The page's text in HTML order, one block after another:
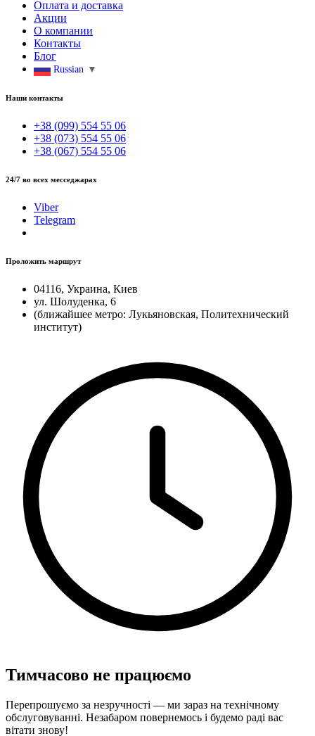
Оплата и доставка
Акции
О компании
Контакты
Блог
Russian ▼
Наши контакты
+38 (099) 554 55 06
+38 (073) 554 55 06
+38 (067) 554 55 06
24/7 во всех месседжарах
Viber
Telegram
Проложить маршрут
04116, Украина, Киев
ул. Шолуденка, 6
(ближайшее метро: Лукьяновская, Политехнический
институт)
Тимчасово не працюємо
Перепрошуємо за незручності — ми зараз на технічному
обслуговуванні. Незабаром повернемось і будемо раді вас
вітати знову!